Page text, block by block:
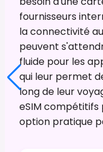
fournisseurs
la connectivité
peuvent
fluide pour les
qui leur permet
long de leur
eSIM
option pratique